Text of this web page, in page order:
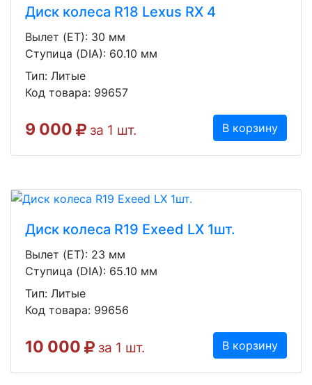
Диск колеса R18 Lexus RX 4
Вылет (ET): 30 мм
Ступица (DIA): 60.10 мм
Тип: Литые
Код товара: 99657
9 000 за 1 шт. В корзину
Диск колеса R19 Exeed LX 1шт.
Вылет (ET): 23 мм
Ступица (DIA): 65.10 мм
Тип: Литые
Код товара: 99656
10 000 за 1 шт. В корзину